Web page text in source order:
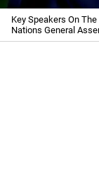
Key Speakers On
Nations General